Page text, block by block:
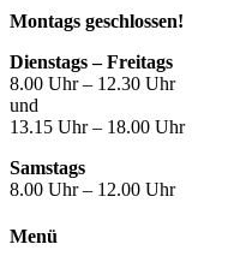
Montags geschlossen!
Dienstags – Freitags
8.00 Uhr – 12.30 Uhr
und
13.15 Uhr – 18.00 Uhr
Samstags
8.00 Uhr – 12.00 Uhr
Menü